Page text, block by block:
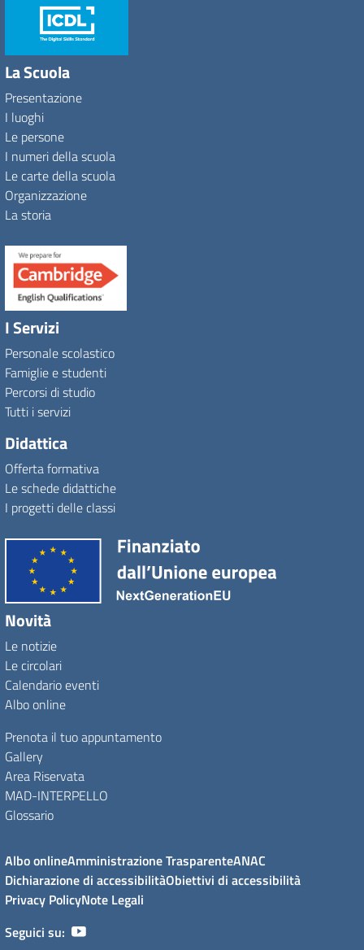
La Scuola
Presentazione
I luoghi
Le persone
I numeri della scuola
Le carte della scuola
Organizzazione
La storia
I Servizi
Personale scolastico
Famiglie e studenti
Percorsi di studio
Tutti i servizi
Didattica
Offerta formativa
Le schede didattiche
I progetti delle classi
Novità
Le notizie
Le circolari
Calendario eventi
Albo online
Prenota il tuo appuntamento
Gallery
Area Riservata
MAD-INTERPELLO
Glossario
Albo onlineAmministrazione TrasparenteANAC
Dichiarazione di accessibilitàObiettivi di accessibilità
Privacy PolicyNote Legali
Seguici su: